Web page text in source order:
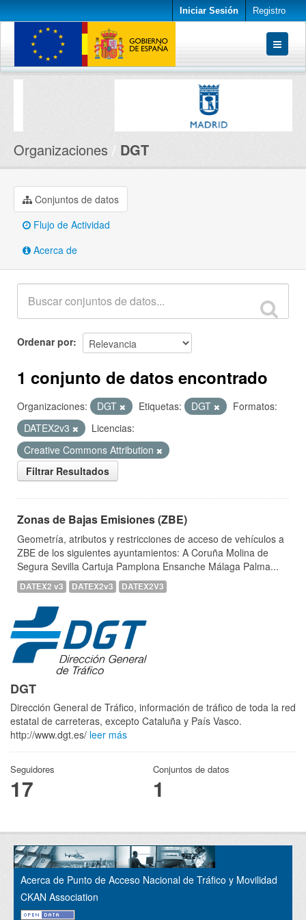
Iniciar Sesión Registro
Conjuntos de datos
Organizaciones DGT
Conjuntos de datos
Flujo de Actividad
Acerca de
Ordenar por
1 conjunto de datos encontrado
Organizaciones: DGT Etiquetas: DGT
Formatos:
DATEX2v3
Licencias:
Creative Commons Attribution
Filtrar Resultados
Zonas de Bajas Emisiones (ZBE)
Geometría, atributos y restricciones de acceso de vehículos a
ZBE de los siguientes ayuntamientos: A Coruña Molina de
Segura Sevilla Cartuja Pamplona Ensanche Málaga Palma...
DATEX2 v3 DATEX2v3 DATEX2V3
DGT
Dirección General de Tráfico, información de tráfico de toda la red
estatal de carreteras, excepto Cataluña y País Vasco.
http://www.dgt.es/ leer más
Seguidores
17
Conjuntos de datos
1
Acerca de Punto de Acceso Nacional de Tráfico y Movilidad
CKAN Association